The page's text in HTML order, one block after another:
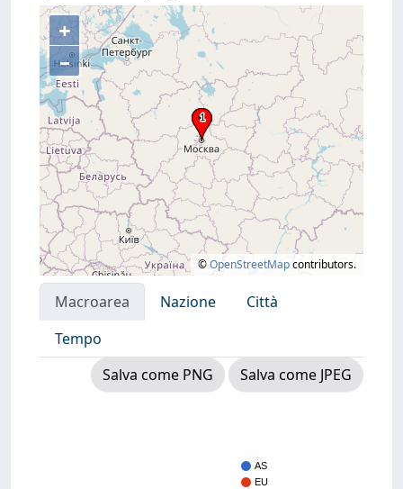
+
–
©OpenStreetMapcontributors.
Macroarea Nazione
Città
Tempo
Salva come PNG
Salva come JPEG
AS
EU